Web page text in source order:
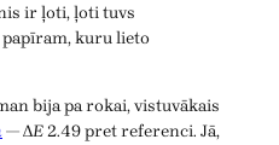
ir ļoti, ļoti tuvs
kuru lieto
bija pa rokai, vistuvākais
— ΔE2.49 pret referenci. Jā,